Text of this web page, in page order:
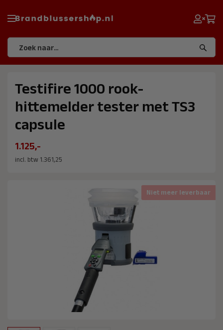
Testifire 1000 rook-
hittemelder tester met TS3
capsule
1.125,-
incl. btw 1.361,25
Niet meer leverbaar